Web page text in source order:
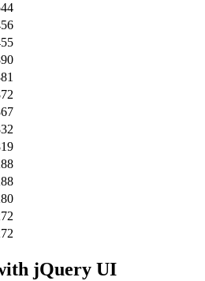
jQuery UI